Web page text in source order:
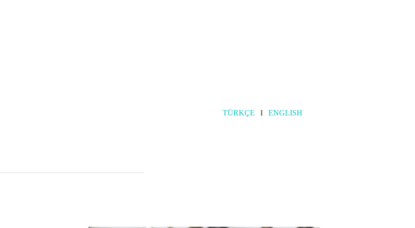
TÜRKÇE l ENGLISH